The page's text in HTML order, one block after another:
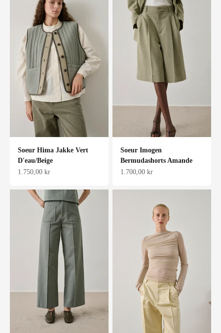
Soeur Hima Jakke Vert
D'eau/Beige
Salgspris
1.750,00 kr
Soeur Imogen
Bermudashorts Amande
Salgspris
1.700,00 kr